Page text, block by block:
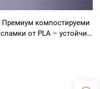
Премиум компостируеми
сламки от PLA – устойчив